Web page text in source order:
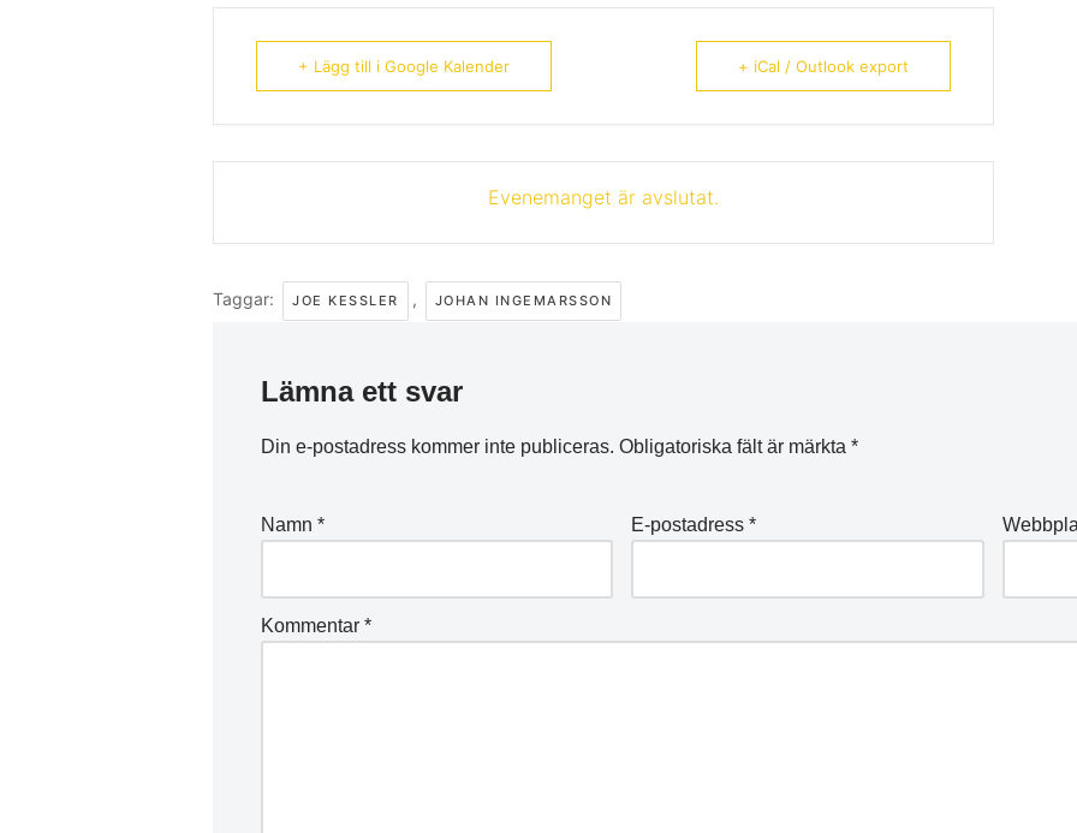
+ Lägg till i Google Kalender + iCal / Outlook export
Evenemanget är avslutat.
Taggar: JOE KESSLER , JOHAN INGEMARSSON
Lämna ett svar
Din e-postadress kommer inte publiceras. Obligatoriska fält är märkta *
Namn * E-postadress*
Kommentar *